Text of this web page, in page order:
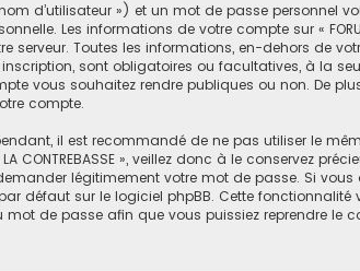
d’utilisateur ») et un mot de passe personnel
Les informations de votre compte sur « FORUM
Toutes les informations, en-dehors de
sont obligatoires ou facultatives, à la
vous souhaitez rendre publiques ou non. De
compte.
il est recommandé de ne pas utiliser le
CONTREBASSE », veillez donc à le conservez
demander légitimement votre mot de passe. Si
défaut sur le logiciel phpBB. Cette
de passe afin que vous puissiez reprendre le